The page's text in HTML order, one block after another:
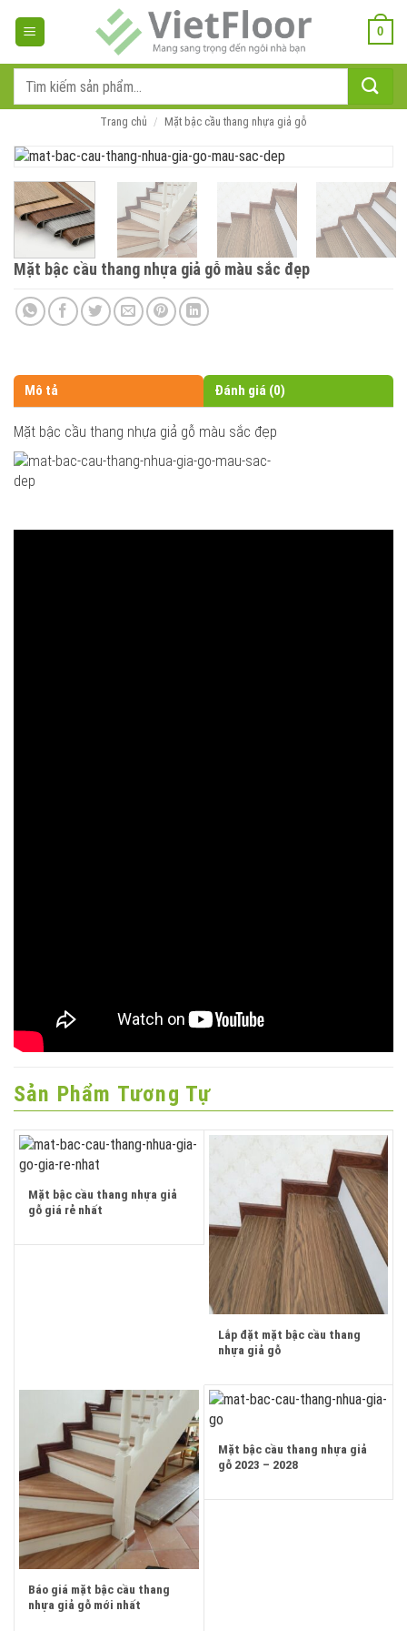
dung
0
kiếm:
Trang chủ / Mặt bậc cầu thang nhựa giả gỗ
Mặt bậc cầu thang nhựa giả gỗ màu sắc đẹp
Mô tả Đánh giá (0)
Mặt bậc cầu thang nhựa giả gỗ màu sắc đẹp
Sản Phẩm Tương Tự
Mặt bậc cầu thang nhựa giả
gỗ giá rẻ nhất
Lắp đặt mặt bậc cầu thang
nhựa giả gỗ
Báo giá mặt bậc cầu thang
nhựa giả gỗ mới nhất
Mặt bậc cầu thang nhựa giả
gỗ 2023 – 2028